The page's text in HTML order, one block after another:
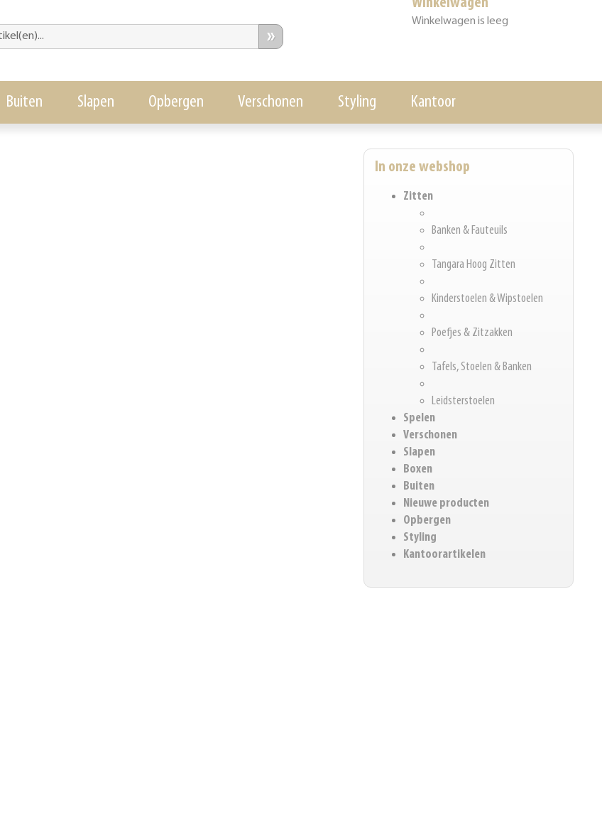
Winkelwagen is leeg
»
Buiten Slapen Opbergen Verschonen Styling Kantoor
In onze webshop
Zitten
Banken & Fauteuils
Tangara Hoog Zitten
Kinderstoelen & Wipstoelen
Poefjes & Zitzakken
Tafels, Stoelen & Banken
Leidsterstoelen
Spelen
Verschonen
Slapen
Boxen
Buiten
Nieuwe producten
Opbergen
Styling
Kantoorartikelen